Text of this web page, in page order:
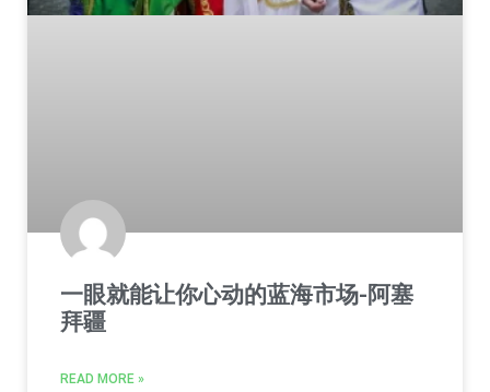
一眼就能让你心动的蓝海市场-阿塞
拜疆
READ MORE »